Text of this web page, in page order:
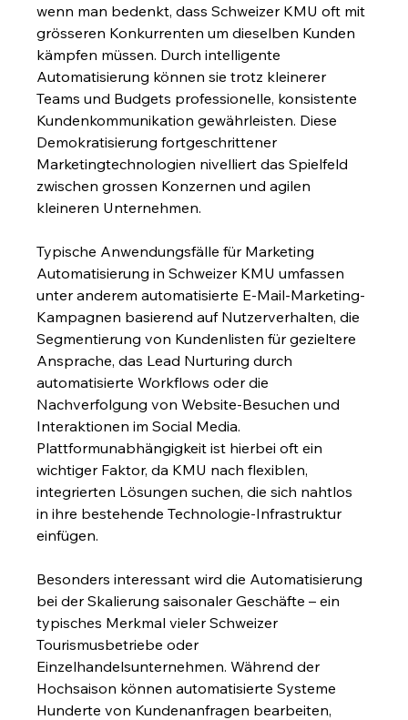
wenn man bedenkt, dass Schweizer KMU oft mit
grösseren Konkurrenten um dieselben Kunden
kämpfen müssen. Durch intelligente
Automatisierung können sie trotz kleinerer
Teams und Budgets professionelle, konsistente
Kundenkommunikation gewährleisten. Diese
Demokratisierung fortgeschrittener
Marketingtechnologien nivelliert das Spielfeld
zwischen grossen Konzernen und agilen
kleineren Unternehmen.
Typische Anwendungsfälle für Marketing
Automatisierung in Schweizer KMU umfassen
unter anderem automatisierte E-Mail-Marketing-
Kampagnen basierend auf Nutzerverhalten, die
Segmentierung von Kundenlisten für gezieltere
Ansprache, das Lead Nurturing durch
automatisierte Workflows oder die
Nachverfolgung von Website-Besuchen und
Interaktionen im Social Media.
Plattformunabhängigkeit ist hierbei oft ein
wichtiger Faktor, da KMU nach flexiblen,
integrierten Lösungen suchen, die sich nahtlos
in ihre bestehende Technologie-Infrastruktur
einfügen.
Besonders interessant wird die Automatisierung
bei der Skalierung saisonaler Geschäfte – ein
typisches Merkmal vieler Schweizer
Tourismusbetriebe oder
Einzelhandelsunternehmen. Während der
Hochsaison können automatisierte Systeme
Hunderte von Kundenanfragen bearbeiten,